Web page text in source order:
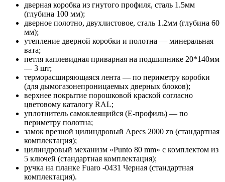
дверная коробка из гнутого профиля, сталь 1.5мм
(глубина 100 мм);
дверное полотно, двухлистовое, сталь 1.2мм (глубина 60
мм);
утепление дверной коробки и полотна — минеральная
вата;
петля каплевидная приварная на подшипнике 20*140мм
— 3 шт;
терморасширяющаяся лента — по периметру коробки
(для дымогазонепроницаемых дверных блоков);
верхнее покрытие порошковой краской согласно
цветовому каталогу RAL;
уплотнитель самоклеящийся (E-профиль) — по
периметру полотна;
замок врезной цилиндровый Apecs 2000 zn (стандартная
комплектация);
цилиндровый механизм «Punto 80 mm» с комплектом из
5 ключей (стандартная комплектация);
ручка на планке Fuaro -0431 Черная (стандартная
комплектация).